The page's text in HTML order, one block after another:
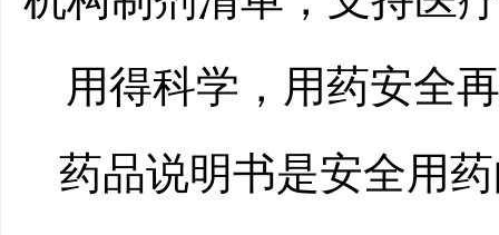
用得科学，用药安全
药品说明书是安全用